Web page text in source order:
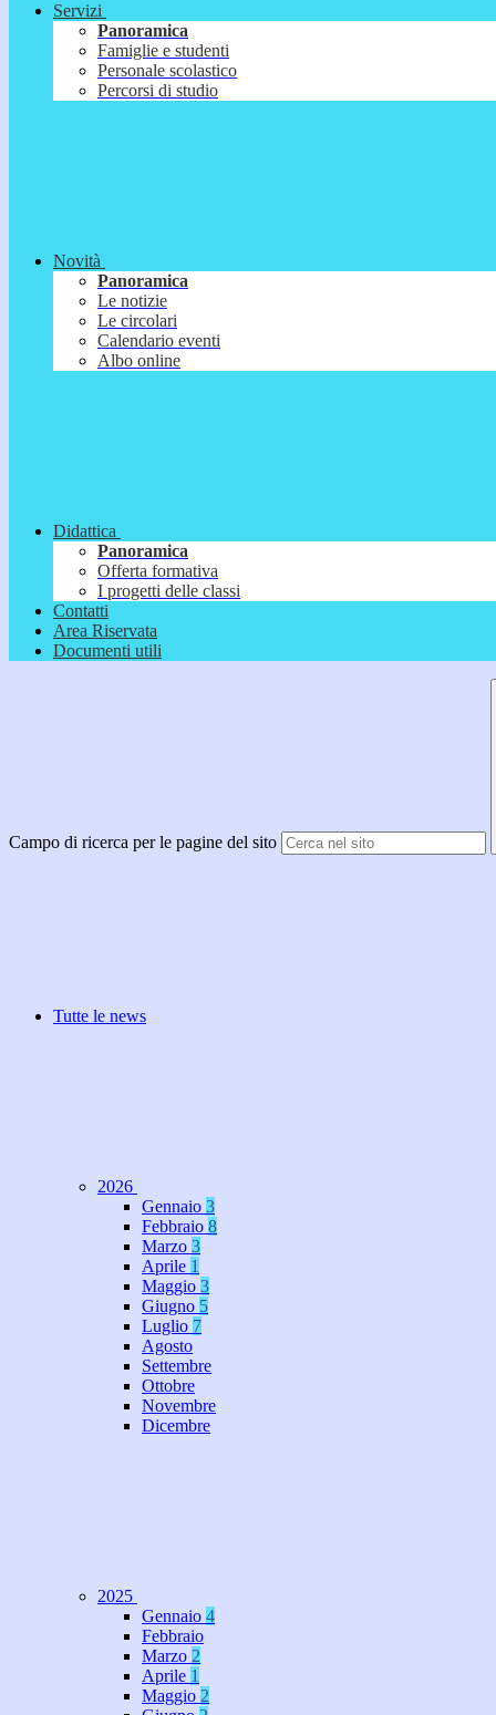
Servizi
Panoramica
Famiglie e studenti
Personale scolastico
Percorsi di studio
Novità
Panoramica
Le notizie
Le circolari
Calendario eventi
Albo online
Didattica
Panoramica
Offerta formativa
I progetti delle classi
Contatti
Area Riservata
Documenti utili
Campo di ricerca per le pagine del sito
Tutte le news
2026
Gennaio 3
Febbraio 8
Marzo 3
Aprile 1
Maggio 3
Giugno 5
Luglio 7
Agosto
Settembre
Ottobre
Novembre
Dicembre
2025
Gennaio 4
Febbraio
Marzo 2
Aprile 1
Maggio 2